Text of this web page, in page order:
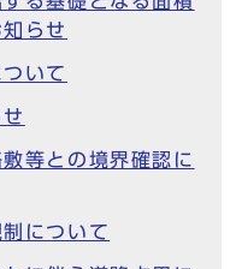
らせ
いて
等との境界確認に
について